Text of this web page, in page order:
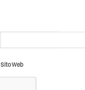
Sito Web